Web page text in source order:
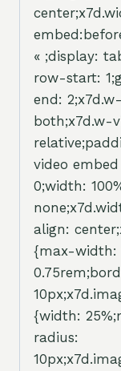
« ;display:
row-start:
end:
both;x7d.w-
video
0;width:
align:
{max-width:
{width:
radius: